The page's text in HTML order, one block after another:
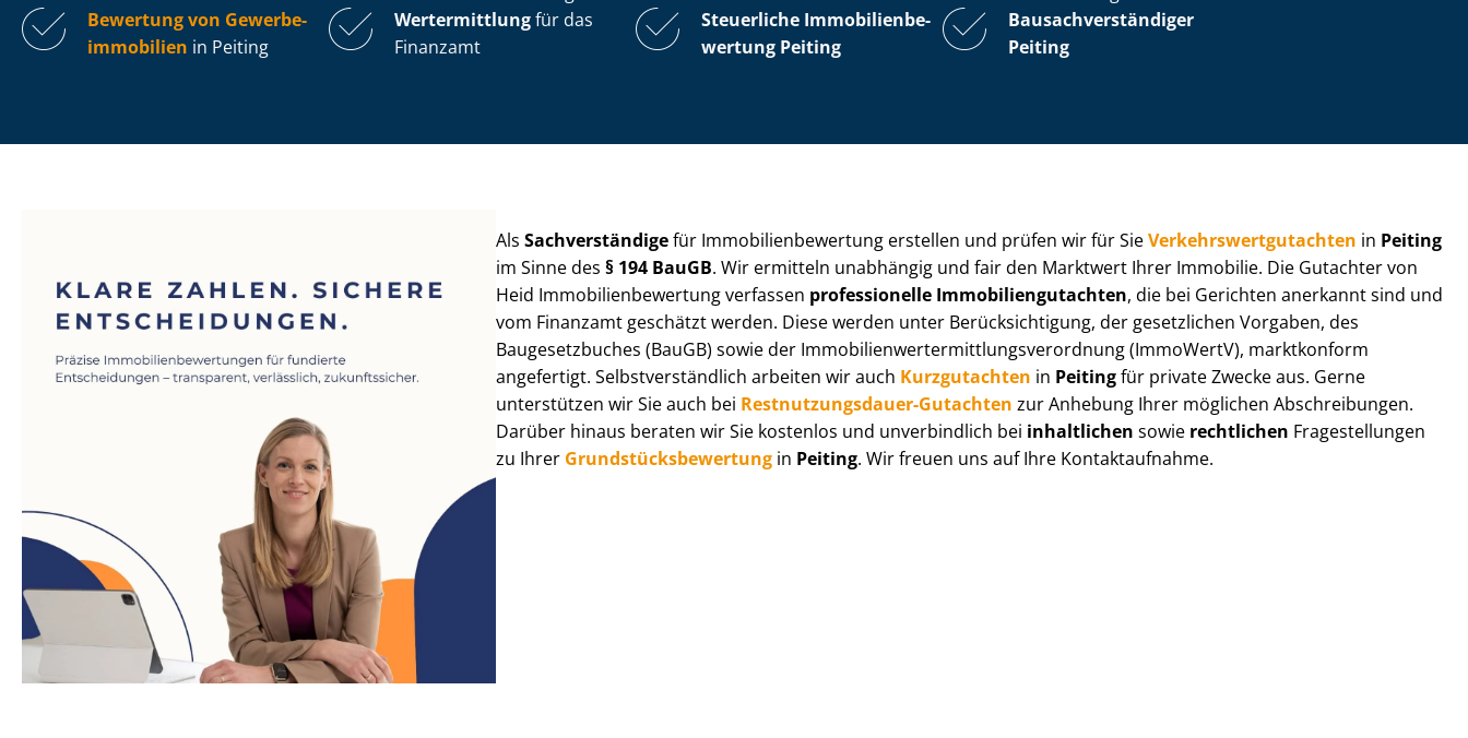
Bewertung von Ge­wer­be­
im­mo­bi­li­en in Peiting
Wertermittlungfür das
Finanzamt
Steuerliche Im­mo­bi­li­en­be­
wer­tung Peiting
Bau­sach­ver­stän­di­ger
Peiting
AlsSachverständigefür Im­mo­bi­li­en­be­wer­tung erstellen und prüfen wir für SieVer­kehrs­wert­gut­ach­ten in Peiting
im Sinne des§ 194 BauGB. Wir ermitteln unabhängig und fair den Marktwert Ihrer Immobilie. Die Gutachter von
Heid Im­mo­bi­li­en­be­wer­tung verfassen professionelle Im­mo­bi­li­en­gut­ach­ten, die bei Gerichten anerkannt sind und
vom Finanzamt geschätzt werden. Diese werden unter Be­rück­sich­ti­gung, der gesetzlichen Vorgaben, des
Baugesetzbuches (BauGB) sowie der Im­mo­bi­li­en­wert­ermitt­lungs­ver­ord­nung (ImmoWertV), marktkonform
angefertigt. Selbst­ver­ständ­lich arbeiten wir auch Kurzgutachten in Peitingfür private Zwecke aus. Gerne
unterstützen wir Sie auch bei Rest­nut­zungs­dau­er-Gutachten zur Anhebung Ihrer möglichen Abschreibungen.
Darüber hinaus beraten wir Sie kostenlos und unverbindlich bei inhaltlichen sowie rechtlichen Fragestellungen
zu Ihrer Grund­stücks­be­wer­tung in Peiting. Wir freuen uns auf Ihre Kontaktaufnahme.